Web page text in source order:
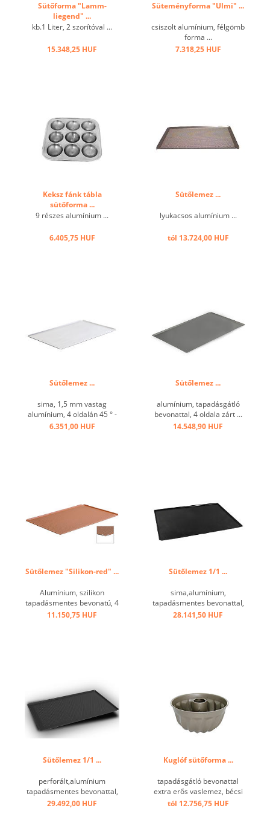
Sütőforma "Lamm-
liegend" ...
kb.1 Liter, 2 szorítóval ...
15.348,25 HUF
Süteményforma "Ulmi" ...
csiszolt alumínium, félgömb
forma ...
7.318,25 HUF
Keksz fánk tábla
sütőforma ...
9 részes alumínium ...
6.405,75 HUF
Sütőlemez ...
lyukacsos alumínium ...
tól 13.724,00 HUF
Sütőlemez ...
sima, 1,5 mm vastag
alumínium, 4 oldalán 45 ° -
os, nyitott sarkokkal,
6.351,00 HUF
Sütőlemez ...
alumínium, tapadásgátló
bevonattal, 4 oldala zárt ...
14.548,90 HUF
Sütőlemez "Silikon-red" ...
Alumínium, szilikon
tapadásmentes bevonatú, 4
oldalán 45 ° -os ferde, 3 mm
11.150,75 HUF
Sütőlemez 1/1 ...
sima,alumínium,
tapadásmentes bevonattal,
kb. 3 mm, enyhén
28.141,50 HUF
Sütőlemez 1/1 ...
perforált,alumínium
tapadásmentes bevonattal,
kb. 3 mm, enyhén emelt
29.492,00 HUF
Kuglóf sütőforma ...
tapadásgátló bevonattal
extra erős vaslemez, bécsi
forma ...
tól 12.756,75 HUF